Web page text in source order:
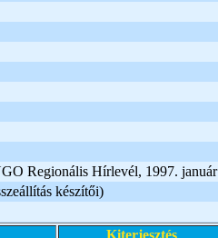
Regionális Hírlevél, 1997. január
készítői)
Kiterjesztés